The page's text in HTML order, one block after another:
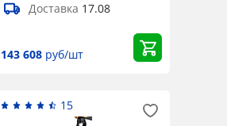
Доставка 17.08
143 608руб/шт
15